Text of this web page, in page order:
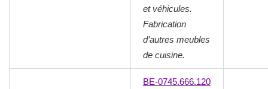
et véhicules.
Fabrication
d’autres meubles
de cuisine.
BE-0745.666.120